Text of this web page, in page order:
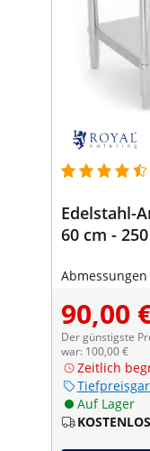
Edelstahl-
60 cm -
Abmessungen
90,00
Der günstigste
war: 100,00 €
Zeitlich
Auf Lager